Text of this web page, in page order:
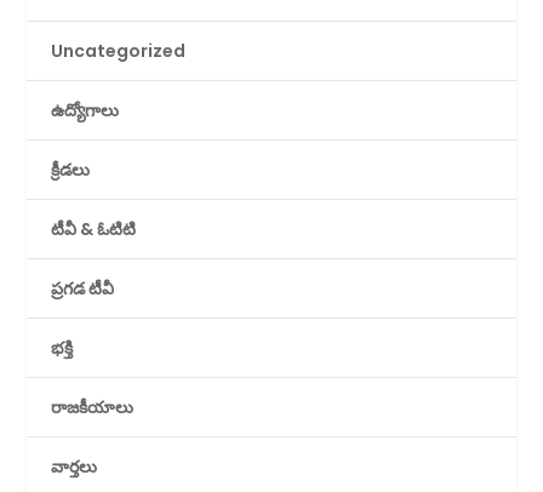
Uncategorized
ఉద్యోగాలు
క్రీడలు
టీవీ & ఓటిటి
ప్రగడ టీవీ
భక్తి
రాజకీయాలు
వార్తలు